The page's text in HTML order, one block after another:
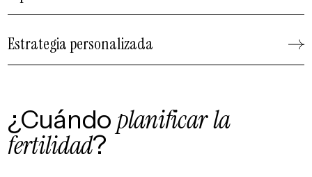
Estrategia personalizada
¿Cuándo planificarla
fertilidad?